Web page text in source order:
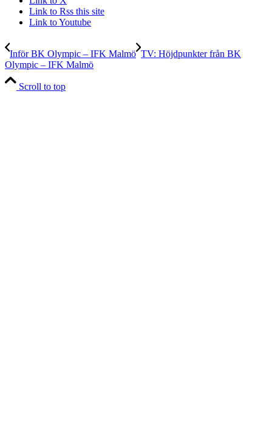
Link to Rss this site
Link to Youtube
Inför BK Olympic – IFK Malmö TV: Höjdpunkter från BK
Olympic – IFK Malmö
Scroll to top